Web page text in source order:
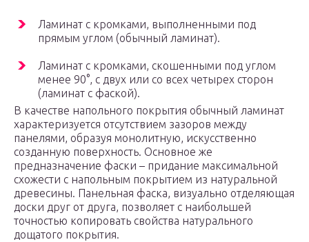
Ламинат с кромками, выполненными под
прямым углом (обычный ламинат).
Ламинат с кромками, скошенными под углом
менее 90°, с двух или со всех четырех сторон
(ламинат с фаской).
В качестве напольного покрытия обычный ламинат
характеризуется отсутствием зазоров между
панелями, образуя монолитную, искусственно
созданную поверхность. Основное же
предназначение фаски – придание максимальной
схожести с напольным покрытием из натуральной
древесины. Панельная фаска, визуально отделяющая
доски друг от друга, позволяет с наибольшей
точностью копировать свойства натурального
дощатого покрытия.